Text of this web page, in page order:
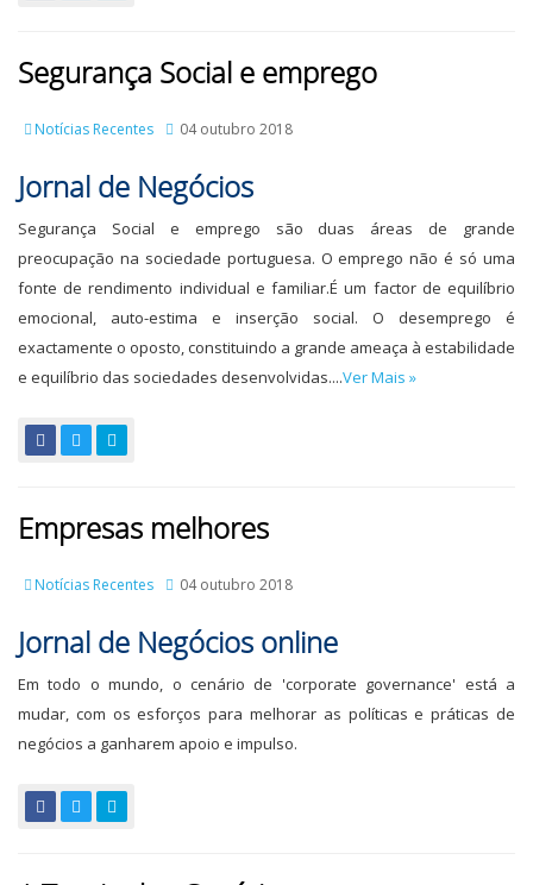
Segurança Social e emprego
Notícias Recentes 04 outubro 2018
Jornal de Negócios
Segurança Social e emprego são duas áreas de grande
preocupação na sociedade portuguesa. O emprego não é só uma
fonte de rendimento individual e familiar.É um factor de equilíbrio
emocional, auto-estima e inserção social. O desemprego é
exactamente o oposto, constituindo a grande ameaça à estabilidade
e equilíbrio das sociedades desenvolvidas....Ver Mais »
Empresas melhores
Notícias Recentes 04 outubro 2018
Jornal de Negócios online
Em todo o mundo, o cenário de 'corporate governance' está a
mudar, com os esforços para melhorar as políticas e práticas de
negócios a ganharem apoio e impulso.